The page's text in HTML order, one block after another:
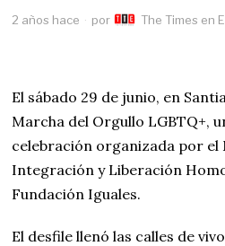
2 años hace por The Times en
El sábado 29 de junio, en
Marcha del Orgullo LGBTQ+,
celebración organizada por el
Integración y Liberación
Fundación Iguales.
El desfile llenó las calles de